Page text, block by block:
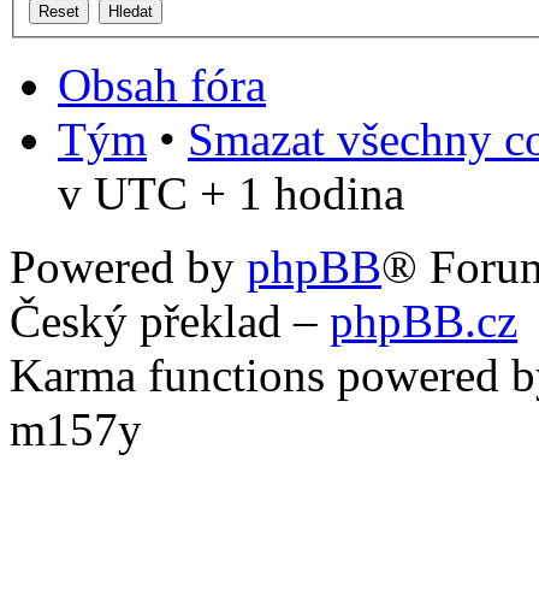
Obsah fóra
Tým • Smazat všechny
v UTC + 1 hodina
Powered by phpBB®
Český překlad – phpBB.cz
Karma functions powered
m157y